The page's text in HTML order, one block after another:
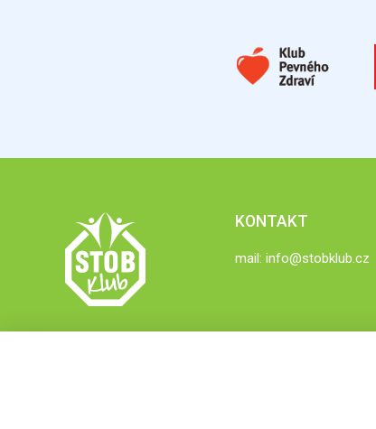
KONTAKT
mail: info@stobklub.cz